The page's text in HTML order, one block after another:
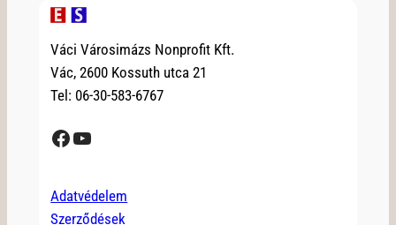
Váci Városimázs Nonprofit Kft.
Vác, 2600 Kossuth utca 21
Tel: 06-30-583-6767
Facebook YouTube
Adatvédelem
Szerződések